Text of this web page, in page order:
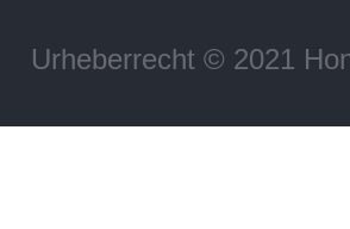
Urheberrecht © 2021